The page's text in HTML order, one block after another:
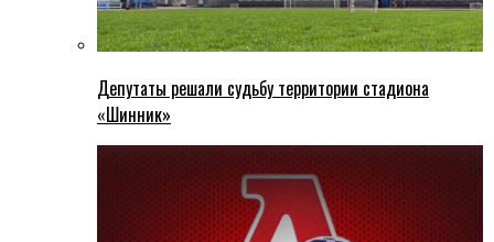
Депутаты решали судьбу территории стадиона
«Шинник»